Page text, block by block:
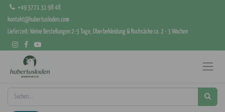
+49 3771 31 98 48
kontakt@hubertusloden.com
Lieferzeit: kleine Bestellungen 2-5 Tage, Oberbekleidung & Rucksäcke ca. 2 - 3 Wochen